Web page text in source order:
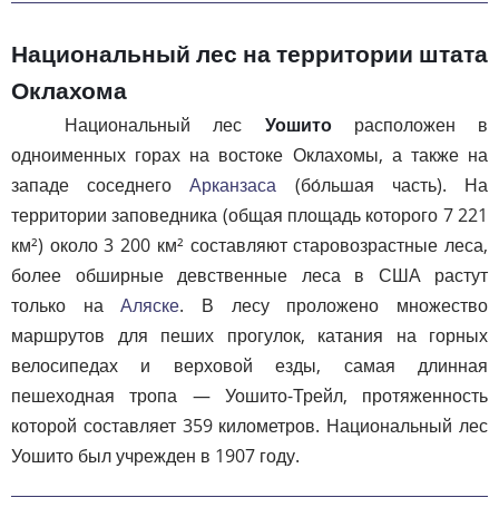
Национальный лес на территории штата
Оклахома
Национальный лес Уошиторасположен в
одноименных горах на востоке Оклахомы, а также на
западе соседнегоАрканзаса (бо́льшая часть). На
территории заповедника (общая площадь которого 7 221
км²) около 3 200 км² составляют старовозрастные леса,
более обширные девственные леса в США растут
только наАляске. В лесу проложено множество
маршрутов для пеших прогулок, катания на горных
велосипедах и верховой езды, самая длинная
пешеходная тропа — Уошито-Трейл, протяженность
которой составляет 359 километров. Национальный лес
Уошито был учрежден в 1907 году.